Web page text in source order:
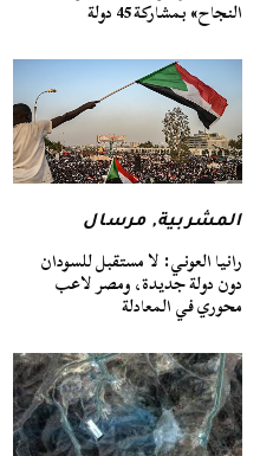
النجاح» بمشاركة 45 دولة
المشربية,مرسال
رانيا العوني: لا مستقبل للسودان
دون دولة جديدة، ومصر لاعب
محوري في المعادلة